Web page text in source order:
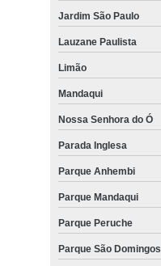
Jardim São Paulo
Lauzane Paulista
Limão
Mandaqui
Nossa Senhora do Ó
Parada Inglesa
Parque Anhembi
Parque Mandaqui
Parque Peruche
Parque São Domingos